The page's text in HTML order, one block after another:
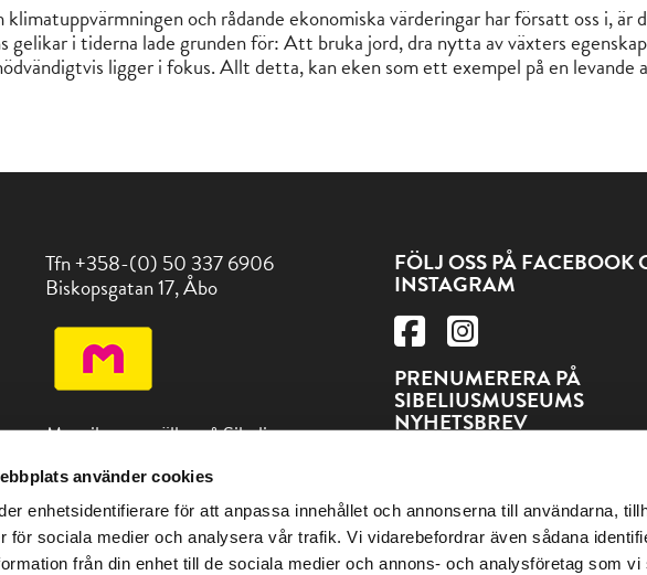
använder cookies
enhetsidentifierare för att anpassa innehållet och annonserna till användarna,
för sociala medier och analysera vår trafik. Vi vidarebefordrar även sådana
från din enhet till de sociala medier och annons- och analysföretag som vi
klimatuppvärmningen och rådande ekonomiska värderingar har försatt oss i,
gelikar i tiderna lade grunden för: Att bruka jord, dra nytta av växters
ligger i fokus. Allt detta, kan eken som ett exempel på en
Tfn +358-(0) 50 337 6906
Biskopsgatan 17, Åbo
Museikortet gäller på Sibeliusmuseum
Du hittar oss och andra sevärdheter
i Åboregionen på adressen Visitturku.fi
FÖLJ OSS PÅ FACEBOOK
INSTAGRAM
PRENUMERERA PÅ
SIBELIUSMUSEUMS
NYHETSBREV